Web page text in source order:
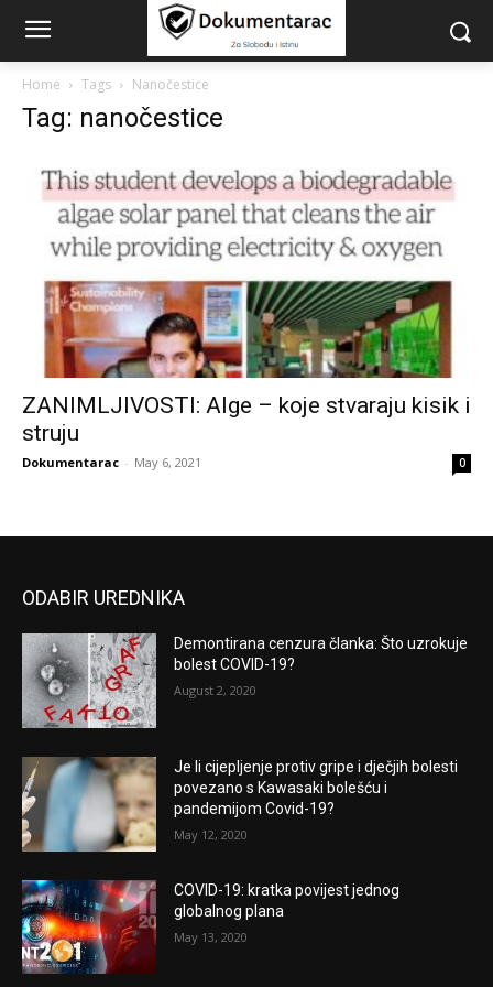
Home Tags Nanočestice
Tag: nanočestice
ZANIMLJIVOSTI: Alge – koje stvaraju kisik i
struju
Dokumentarac - May 6, 2021 0
ODABIR UREDNIKA
Demontirana cenzura članka: Što uzrokuje
bolest COVID-19?
August 2, 2020
Je li cijepljenje protiv gripe i dječjih bolesti
povezano s Kawasaki bolešću i
pandemijom Covid-19?
May 12, 2020
COVID-19: kratka povijest jednog
globalnog plana
May 13, 2020